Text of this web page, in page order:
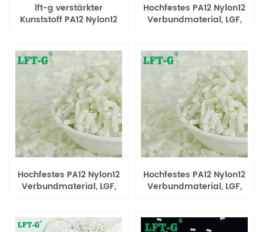
lft-g verstärkter
Kunststoff PA12 Nylon12
Hochfestes PA12 Nylon12
Verbundmaterial, LGF,
Hochfestes PA12 Nylon12
Verbundmaterial, LGF,
Hochfestes PA12 Nylon12
Verbundmaterial, LGF,